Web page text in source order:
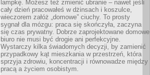
lampkę. Możesz też zmienić ubranie – nawet jeśli
cały dzień pracowałeś w dżinsach i koszulce,
wieczorem załóż „domowe” ciuchy. To prosty
sygnał dla mózgu: praca się skończyła, zaczyna
się czas prywatny. Dobrze zaprojektowane domowe
biuro nie musi być drogie ani perfekcyjne.
Wystarczy kilka świadomych decyzji, by zamienić
przypadkowy kąt mieszkania w przestrzeń, która
sprzyja zdrowiu, koncentracji i równowadze między
pracą a życiem osobistym.